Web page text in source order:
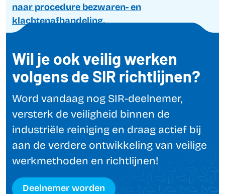
naar procedure bezwaren- en
klachtenafhandeling.
Wil je ook veilig werken
volgens de SIR richtlijnen?
Word vandaag nog SIR-deelnemer,
versterk de veiligheid binnen de
industriële reiniging en draag actief bij
aan de verdere ontwikkeling van veilige
werkmethoden en richtlijnen!
Deelnemer worden